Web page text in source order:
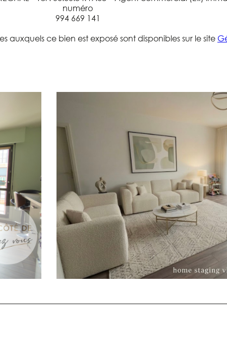
numéro
994 669 141
auxquels ce bien est exposé sont disponibles sur le site